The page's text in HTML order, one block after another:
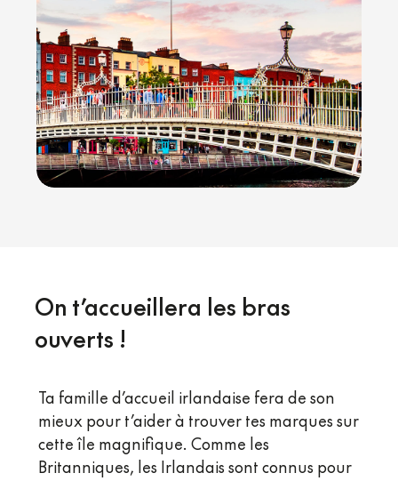
On t’accueillera les bras
ouverts !
Ta famille d’accueil irlandaise fera de son
mieux pour t’aider à trouver tes marques sur
cette île magnifique. Comme les
Britanniques, les Irlandais sont connus pour